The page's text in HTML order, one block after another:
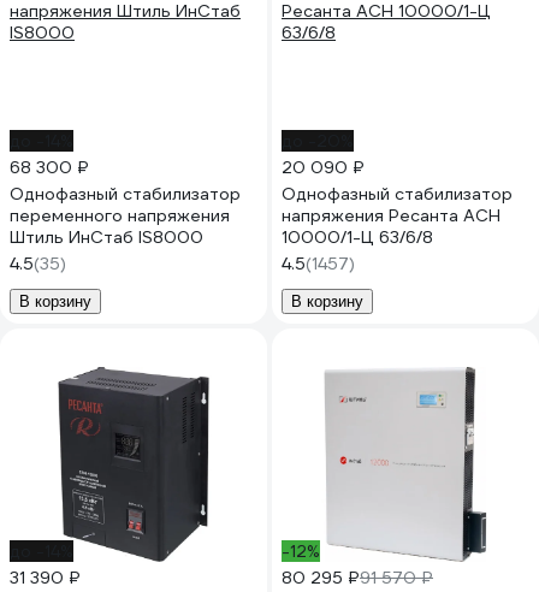
68 300 ₽
Однофазный стабилизатор
переменного напряжения
Штиль ИнСтаб IS8000
4.5(35)
В корзину
20 090 ₽
Однофазный стабилизатор
напряжения Ресанта АСН
10000/1-Ц 63/6/8
4.5(1457)
В корзину
31 390 ₽
-12%
80 295 ₽91 570 ₽